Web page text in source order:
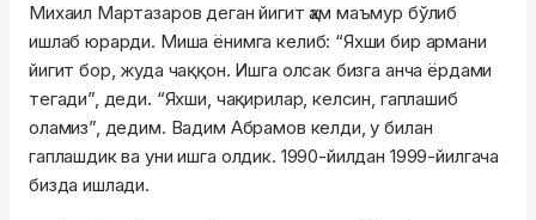
Михаил Мартазаров деган йигит ҳам маъмур бўлиб
ишлаб юрарди. Миша ёнимга келиб: “Яхши бир армани
йигит бор, жуда чаққон. Ишга олсак бизга анча ёрдами
тегади”, деди. “Яхши, чақирилар, келсин, гаплашиб
оламиз”, дедим. Вадим Абрамов келди, у билан
гаплашдик ва уни ишга олдик. 1990-йилдан 1999-йилгача
бизда ишлади.